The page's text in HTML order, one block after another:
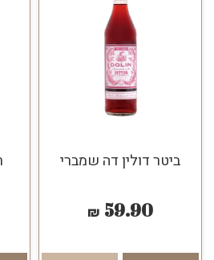
ביטר דולין דה שמברי
59.90
₪